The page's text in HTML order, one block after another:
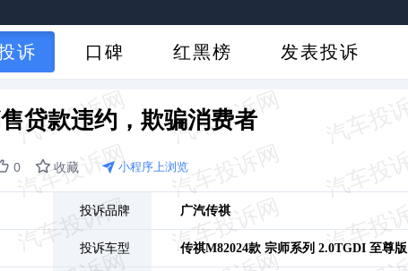
诉 口碑 红黑榜 发表投诉
贷款违约，欺骗消费者
0 收藏 小程序上浏览
投诉品牌 广汽传祺
投诉车型 传祺M82024款 宗师系列 2.0TGDI 至尊版